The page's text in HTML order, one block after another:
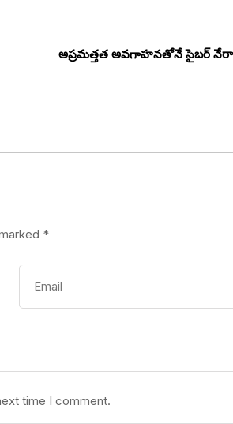
అప్రమత్తత అవగాహనతోనే సైబర్
*
time I comment.